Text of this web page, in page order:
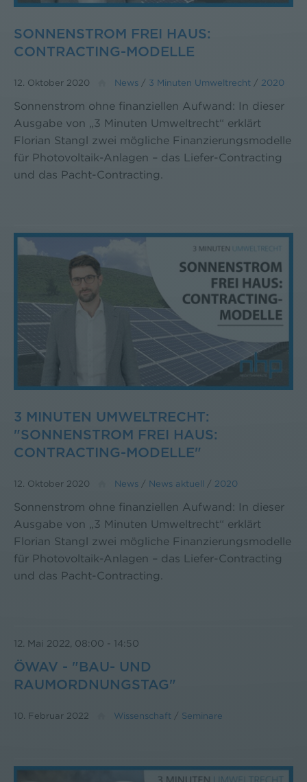
SONNENSTROM FREI HAUS:
CONTRACTING-MODELLE
12. Oktober 2020 News / 3 Minuten Umweltrecht / 2020
Sonnenstrom ohne finanziellen Aufwand: In dieser
Ausgabe von „3 Minuten Umweltrecht“ erklärt
Florian Stangl zwei mögliche Finanzierungsmodelle
für Photovoltaik-Anlagen – das Liefer-Contracting
und das Pacht-Contracting.
3 MINUTEN UMWELTRECHT:
"SONNENSTROM FREI HAUS:
CONTRACTING-MODELLE"
12. Oktober 2020 News / News aktuell / 2020
Sonnenstrom ohne finanziellen Aufwand: In dieser
Ausgabe von „3 Minuten Umweltrecht“ erklärt
Florian Stangl zwei mögliche Finanzierungsmodelle
für Photovoltaik-Anlagen – das Liefer-Contracting
und das Pacht-Contracting.
12. Mai 2022, 08:00 - 14:50
ÖWAV - "BAU- UND
RAUMORDNUNGSTAG"
10. Februar 2022 Wissenschaft / Seminare